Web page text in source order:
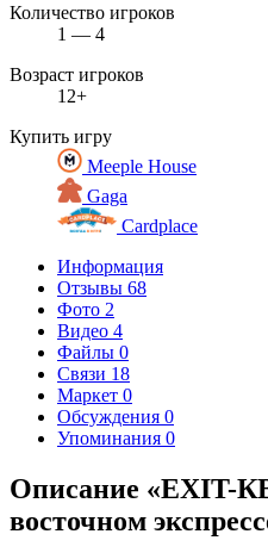
Количество игроков
1 — 4
Возраст игроков
12+
Купить игру
Meeple House
Gaga
Cardplace
Информация
Отзывы 68
Фото 2
Видео 4
Файлы 0
Связи 18
Маркет 0
Обсуждения 0
Упоминания 0
Описание «EXIT-
восточном